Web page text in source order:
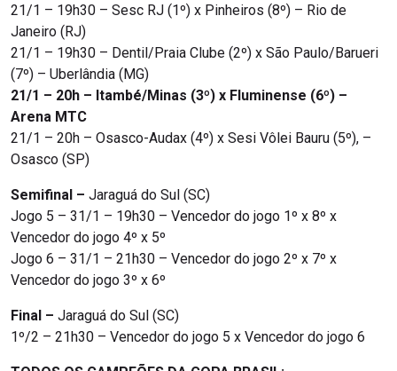
21/1 – 19h30 – Sesc RJ (1º) x Pinheiros (8º) – Rio de
Janeiro (RJ)
21/1 – 19h30 – Dentil/Praia Clube (2º) x São Paulo/Barueri
(7º) – Uberlândia (MG)
21/1 – 20h – Itambé/Minas (3º) x Fluminense (6º) –
Arena MTC
21/1 – 20h – Osasco-Audax (4º) x Sesi Vôlei Bauru (5º), –
Osasco (SP)
Semifinal – Jaraguá do Sul (SC)
Jogo 5 – 31/1 – 19h30 – Vencedor do jogo 1º x 8º x
Vencedor do jogo 4º x 5º
Jogo 6 – 31/1 – 21h30 – Vencedor do jogo 2º x 7º x
Vencedor do jogo 3º x 6º
Final – Jaraguá do Sul (SC)
1º/2 – 21h30 – Vencedor do jogo 5 x Vencedor do jogo 6